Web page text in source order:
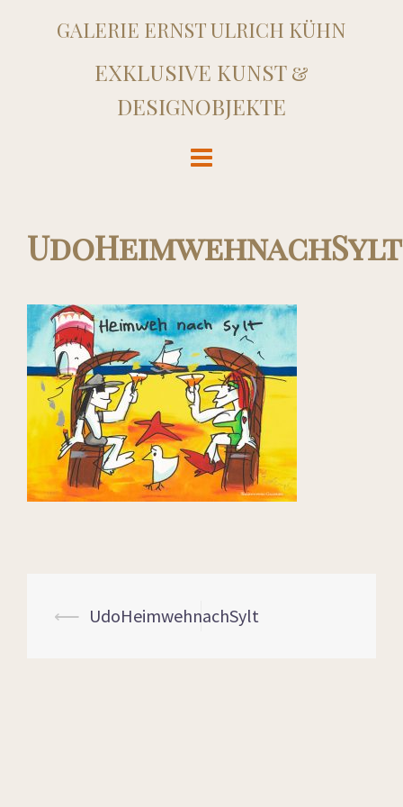
GALERIE ERNST ULRICH KÜHN
EXKLUSIVE KUNST &
DESIGNOBJEKTE
UdoHeimwehnachSylt
⟵ UdoHeimwehnachSylt